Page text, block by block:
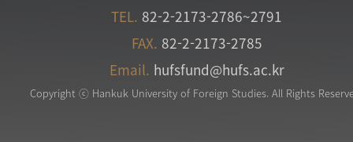
TEL. 82-2-2173-2786~2791
FAX. 82-2-2173-2785
Email. hufsfund@hufs.ac.kr
Copyright ⓒ Hankuk University of Foreign Studies. All Rights